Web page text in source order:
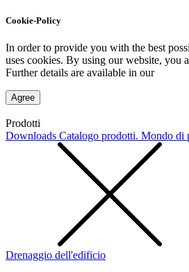
Cookie-Policy
In order to provide you with the best
uses cookies. By using our website, you
Further details are available in our
Agree
Prodotti
Downloads Catalogo prodotti. Mondo di
Drenaggio dell'edificio